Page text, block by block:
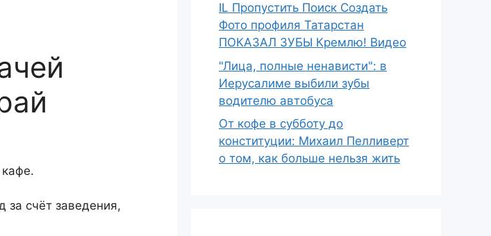
счёт заведения,
IL Пропустить Поиск Создать
Фото профиля Татарстан
ПОКАЗАЛ ЗУБЫ Кремлю! Видео
"Лица, полные ненависти": в
Иерусалиме выбили зубы
водителю автобуса
От кофе в субботу до
конституции: Михаил Пелливерт
о том, как больше нельзя жить